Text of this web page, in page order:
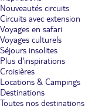
Nouveautés circuits
Circuits avec extension
Voyages en safari
Voyages culturels
Séjours insolites
Plus d'inspirations
Croisières
Locations & Campings
Destinations
Toutes nos destinations